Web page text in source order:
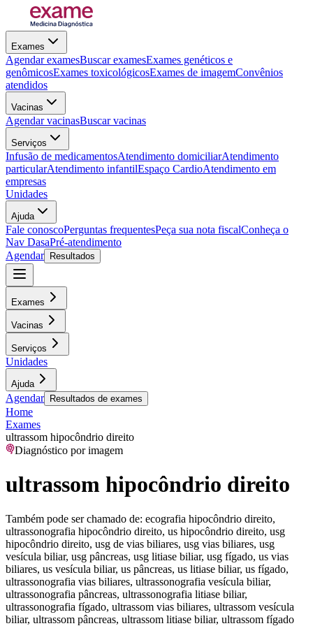
Exames
Agendar examesBuscar examesExames genéticos e
genômicosExames toxicológicosExames de imagemConvênios
atendidos
Vacinas
Agendar vacinasBuscar vacinas
Serviços
Infusão de medicamentosAtendimento domiciliarAtendimento
particularAtendimento infantilEspaço CardioAtendimento em
empresas
Unidades
Ajuda
Fale conoscoPerguntas frequentesPeça sua nota fiscalConheça o
Nav DasaPré-atendimento
Agendar
Resultados
Exames
Vacinas
Serviços
Unidades
Ajuda
Agendar Resultados de exames
Home
Exames
ultrassom hipocôndrio direito
Diagnóstico por imagem
ultrassom hipocôndrio direito
Também pode ser chamado de: ecografia hipocôndrio direito,
ultrassonografia hipocôndrio direito, us hipocôndrio direito, usg
hipocôndrio direito, usg de vias biliares, usg vias biliares, usg
vesícula biliar, usg pâncreas, usg litiase biliar, usg fígado, us vias
biliares, us vesícula biliar, us pâncreas, us litiase biliar, us fígado,
ultrassonografia vias biliares, ultrassonografia vesícula biliar,
ultrassonografia pâncreas, ultrassonografia litiase biliar,
ultrassonografia fígado, ultrassom vias biliares, ultrassom vesícula
biliar, ultrassom pâncreas, ultrassom litiase biliar, ultrassom fígado